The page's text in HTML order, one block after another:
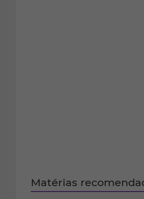
Matérias